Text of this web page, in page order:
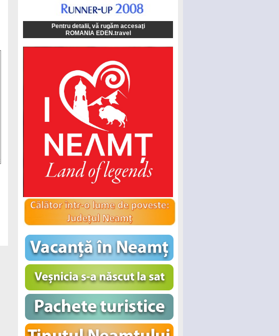
Pentru detalii, vă rugăm accesaţi
ROMANIA EDEN.travel